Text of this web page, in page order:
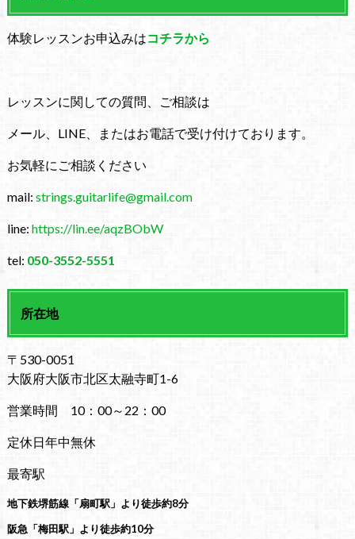
体験レッスンお申込みはコチラから
レッスンに関しての質問、ご相談は
メール、LINE、またはお電話で受け付けております。
お気軽にご相談ください
mail: strings.guitarlife@gmail.com
line: https://lin.ee/aqzBObW
tel: 050-3552-5551
所在地
〒530-0051
大阪府大阪市北区太融寺町1-6
営業時間 10：00～22：00
定休日年中無休
最寄駅
地下鉄堺筋線「扇町駅」より徒歩約8分
阪急「梅田駅」より徒歩約10分